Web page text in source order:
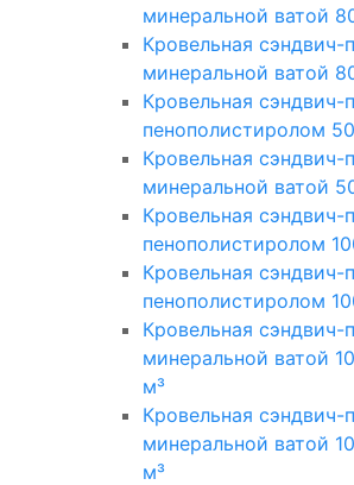
минеральной ватой
Кровельная сэндвич-
минеральной ватой
Кровельная сэндвич-
пенополистиролом
Кровельная сэндвич-
минеральной ватой
Кровельная сэндвич-
пенополистиролом
Кровельная сэндвич-
пенополистиролом
Кровельная сэндвич-
минеральной ватой
м³
Кровельная сэндвич-
минеральной ватой
м³